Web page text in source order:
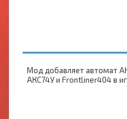
Мод добавляет автомат
АКС74У и Frontliner404 в